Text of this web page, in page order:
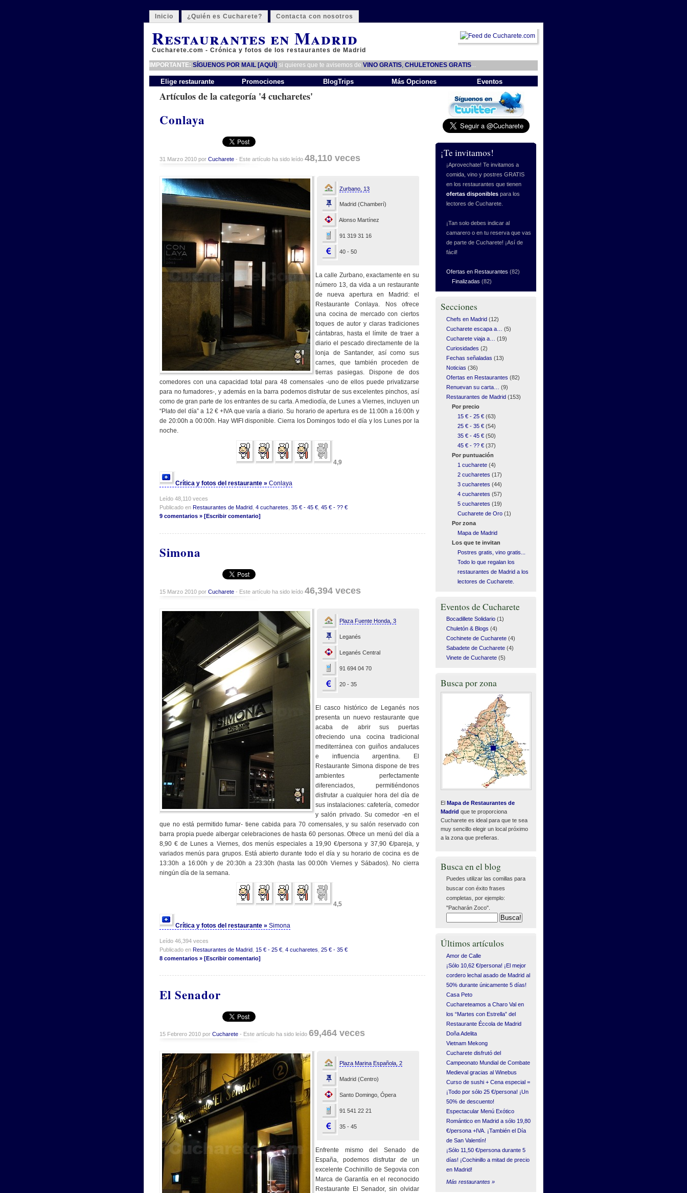
Inicio ¿Quién es Cucharete? Contacta con nosotros
Restaurantes en Madrid
Cucharete.com - Crónica y fotos de los restaurantes de Madrid
IMPORTANTE: SÍGUENOS POR MAIL [AQUÍ] si quieres que te avisemos de VINO GRATIS, CHULETONES GRATIS...
Elige restaurante Promociones BlogTrips Más Opciones Eventos
Artículos de la categoría '4 cucharetes'
Conlaya
31 Marzo 2010 por Cucharete - Este artículo ha sido leído 48,110 veces
Zurbano, 13
Madrid (Chamberí)
Alonso Martínez
91 319 31 16
40 - 50
La calle Zurbano, exactamente en su
número 13, da vida a un restaurante
de nueva apertura en Madrid: el
Restaurante Conlaya. Nos ofrece
una cocina de mercado con ciertos
toques de autor y claras tradiciones
cántabras, hasta el límite de traer a
diario el pescado directamente de la
lonja de Santander, así como sus
carnes, que también proceden de
tierras pasiegas. Dispone de dos
comedores con una capacidad total para 48 comensales -uno de ellos puede privatizarse
para no fumadores-, y además en la barra podemos disfrutar de sus excelentes pinchos, así
como de gran parte de los entrantes de su carta. A mediodía, de Lunes a Viernes, incluyen un
“Plato del día” a 12 € +IVA que varía a diario. Su horario de apertura es de 11:00h a 16:00h y
de 20:00h a 00:00h. Hay WIFI disponible. Cierra los Domingos todo el día y los Lunes por la
noche.
4,9
Crítica y fotos del restaurante » Conlaya
Leído 48,110 veces
Publicado en Restaurantes de Madrid, 4 cucharetes, 35 € - 45 €, 45 € - ?? €
9 comentarios » [Escribir comentario]
Simona
15 Marzo 2010 por Cucharete - Este artículo ha sido leído 46,394 veces
Plaza Fuente Honda, 3
Leganés
Leganés Central
91 694 04 70
20 - 35
El casco histórico de Leganés nos
presenta un nuevo restaurante que
acaba de abrir sus puertas
ofreciendo una cocina tradicional
mediterránea con guiños andaluces
e influencia argentina. El
Restaurante Simona dispone de tres
ambientes perfectamente
diferenciados, permitiéndonos
disfrutar a cualquier hora del día de
sus instalaciones: cafetería, comedor
y salón privado. Su comedor -en el
que no está permitido fumar- tiene cabida para 70 comensales, y su salón reservado con
barra propia puede albergar celebraciones de hasta 60 personas. Ofrece un menú del día a
8,90 € de Lunes a Viernes, dos menús especiales a 19,90 €/persona y 37,90 €/pareja, y
variados menús para grupos. Está abierto durante todo el día y su horario de cocina es de
13:30h a 16:00h y de 20:30h a 23:30h (hasta las 00:00h Viernes y Sábados). No cierra
ningún día de la semana.
4,5
Crítica y fotos del restaurante » Simona
Leído 46,394 veces
Publicado en Restaurantes de Madrid 15 € - 25 € 4 cucharetes 25 € - 35 €
8 comentarios » [Escribir comentario]
El Senador
15 Febrero 2010 por Cucharete - Este artículo ha sido leído 69,464 veces
Plaza Marina Española, 2
Madrid (Centro)
Santo Domingo, Ópera
91 541 22 21
35 - 45
Enfrente mismo del Senado de
España, podemos disfrutar de un
excelente Cochinillo de Segovia con
Marca de Garantía en el reconocido
Restaurante El Senador, sin olvidar
¡Te invitamos!
¡Aprovechate! Te invitamos a
comida, vino y postres GRATIS
en los restaurantes que tienen
ofertas disponiblespara los
lectores de Cucharete.
¡Tan solo debes indicar al
camarero o en tu reserva que vas
de parte de Cucharete! ¡Así de
fácil!
Ofertas en Restaurantes (82)
Finalizadas (82)
Secciones
Chefs en Madrid(12)
Cucharete escapa a…
(5)
Cucharete viaja a…
(19)
Curiosidades (2)
Fechas señaladas (13)
Noticias (36)
Ofertas en Restaurantes (82)
Renuevan su carta…
(9)
Restaurantes de Madrid(153)
Por precio
15 € - 25 €(63)
25 € - 35 €(54)
35 € - 45 €(50)
45 € - ?? €(37)
Por puntuación
1 cucharete(4)
2 cucharetes (17)
3 cucharetes (44)
4 cucharetes (57)
5 cucharetes (19)
Cucharete de Oro(1)
Por zona
Mapa de Madrid
Los que te invitan
Postres gratis, vino gratis...
Todo lo que regalan los
restaurantes de Madrid a los
lectores de Cucharete.
Eventos de Cucharete
Bocadillete Solidario(1)
Chuletón & Blogs (4)
Cochinete de Cucharete(4)
Sabadete de Cucharete(4)
Vinete de Cucharete(5)
Busca por zona
El Mapa de Restaurantes de
Madrid que te proporciona
Cucharete es ideal para que te sea
muy sencillo elegir un local próximo
a la zona que prefieras.
Busca en el blog
Puedes utilizar las comillas para
buscar con éxito frases
completas, por ejemplo:
"Pacharán Zoco".
Últimos artículos
Amor de Calle
¡Sólo 10,62 €/persona! ¡El mejor
cordero lechal asado de Madrid al
50% durante únicamente 5 días!
Casa Peto
Cuchareteamos a Charo Val en
los “Martes con Estrella” del
Restaurante Éccola de Madrid
Doña Adelita
Vietnam Mekong
Cucharete disfrutó del
Campeonato Mundial de Combate
Medieval gracias al Winebus
Curso de sushi + Cena especial =
¡Todo por sólo 25 €/persona! ¡Un
50% de descuento!
Espectacular Menú Exótico
Romántico en Madrid a sólo 19,80
€/persona +IVA. ¡También el Día
de San Valentín!
¡Sólo 11,50 €/persona durante 5
días! ¡Cochinillo a mitad de precio
en Madrid!
Más restaurantes »